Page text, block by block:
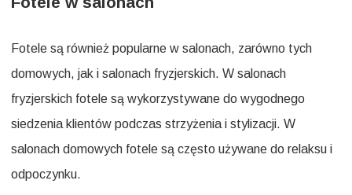
Fotele są również popularne w salonach, zarówno tych
domowych, jak i salonach fryzjerskich. W salonach
fryzjerskich fotele są wykorzystywane do wygodnego
siedzenia klientów podczas strzyżenia i stylizacji. W
salonach domowych fotele są często używane do relaksu i
odpoczynku.